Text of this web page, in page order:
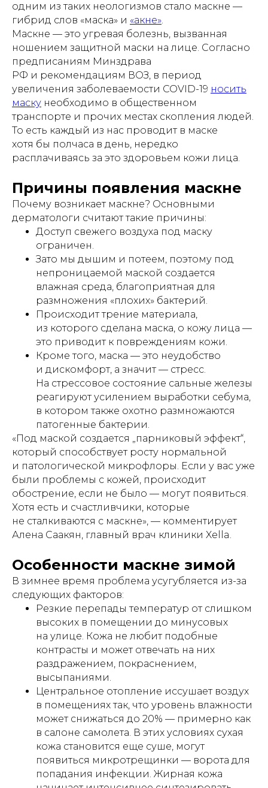
одним из таких неологизмов стало маскне —
гибрид слов «маска» и «акне».
Маскне — это угревая болезнь, вызванная
ношением защитной маски на лице. Согласно
предписаниям Минздрава
РФ и рекомендациям ВОЗ, в период
увеличения заболеваемости COVID-19 носить
маску необходимо в общественном
транспорте и прочих местах скопления людей.
То есть каждый из нас проводит в маске
хотя бы полчаса в день, нередко
расплачиваясь за это здоровьем кожи лица.
Причины появления маскне
Почему возникает маскне? Основными
дерматологи считают такие причины:
Доступ свежего воздуха под маску
ограничен.
Зато мы дышим и потеем, поэтому под
непроницаемой маской создается
влажная среда, благоприятная для
размножения «плохих» бактерий.
Происходит трение материала,
из которого сделана маска, о кожу лица —
это приводит к повреждениям кожи.
Кроме того, маска — это неудобство
и дискомфорт, а значит — стресс.
На стрессовое состояние сальные железы
реагируют усилением выработки себума,
в котором также охотно размножаются
патогенные бактерии.
«Под маской создается „парниковый эффект“,
который способствует росту нормальной
и патологической микрофлоры. Если у вас уже
были проблемы с кожей, происходит
обострение, если не было — могут появиться.
Хотя есть и счастливчики, которые
не сталкиваются с маскне», — комментирует
Алена Саакян, главный врач клиники Xella.
Особенности маскне зимой
В зимнее время проблема усугубляется из-за
следующих факторов:
Резкие перепады температур от слишком
высоких в помещении до минусовых
на улице. Кожа не любит подобные
контрасты и может отвечать на них
раздражением, покраснением,
высыпаниями.
Центральное отопление иссушает воздух
в помещениях так, что уровень влажности
может снижаться до 20% — примерно как
в салоне самолета. В этих условиях сухая
кожа становится еще суше, могут
появиться микротрещинки — ворота для
попадания инфекции. Жирная кожа